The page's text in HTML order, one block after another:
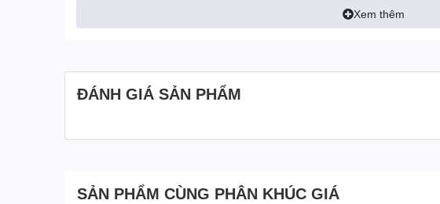
Xem thêm
ĐÁNH GIÁ SẢN PHẨM
SẢN PHẨM CÙNG PHÂN KHÚC GIÁ